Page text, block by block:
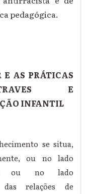
pedagógica.
E AS PRÁTICAS
E
INFANTIL
se situa,
ou no lado
ou no lado
das relações de